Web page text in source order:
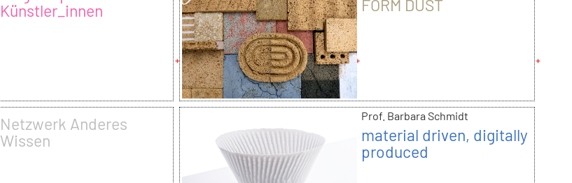
Künstler_innen
Netzwerk Anderes
Wissen
FORM DUST
Prof. Barbara Schmidt
material driven, digitally
produced